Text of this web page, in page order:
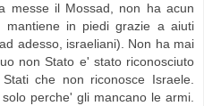
messe il Mossad, non ha acun
in piedi grazie a aiuti
adesso, israeliani). Non ha mai
non Stato e' stato riconosciuto
che non riconosce Israele.
perche' gli mancano le armi.